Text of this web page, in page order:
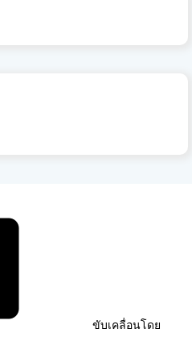
ขับเคลื่อนโดย